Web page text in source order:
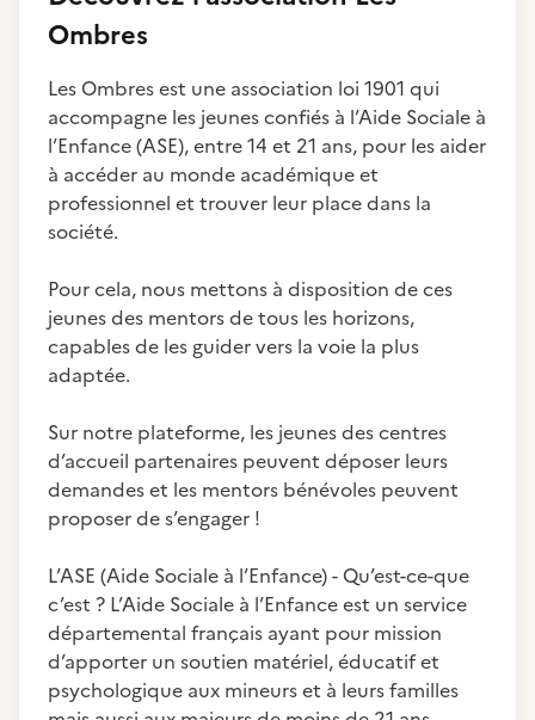
Ombres
Les Ombres est une association loi 1901 qui
accompagne les jeunes confiés à l’Aide Sociale à
l’Enfance (ASE), entre 14 et 21 ans, pour les aider
à accéder au monde académique et
professionnel et trouver leur place dans la
société.
Pour cela, nous mettons à disposition de ces
jeunes des mentors de tous les horizons,
capables de les guider vers la voie la plus
adaptée.
Sur notre plateforme, les jeunes des centres
d’accueil partenaires peuvent déposer leurs
demandes et les mentors bénévoles peuvent
proposer de s’engager !
L’ASE (Aide Sociale à l’Enfance) - Qu’est-ce-que
c’est ? L’Aide Sociale à l’Enfance est un service
départemental français ayant pour mission
d’apporter un soutien matériel, éducatif et
psychologique aux mineurs et à leurs familles